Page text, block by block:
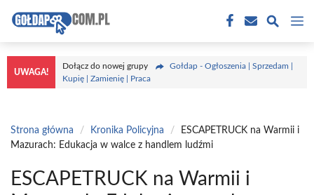
treści
UWAGA!
Dołącz do nowej grupy
Gołdap - Ogłoszenia | Sprzedam |
Kupię | Zamienię | Praca
Strona główna / Kronika Policyjna /
ESCAPETRUCK na Warmii i
Mazurach: Edukacja w walce z handlem ludźmi
ESCAPETRUCK na Warmii i